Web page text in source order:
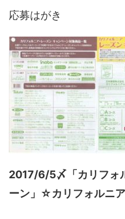
応募はがき
2017/6/5〆「カリフォ
ーン」☆カリフォルニ